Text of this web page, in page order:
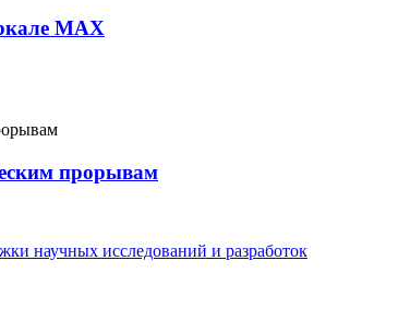
MAX
прорывам
научных исследований и разработок